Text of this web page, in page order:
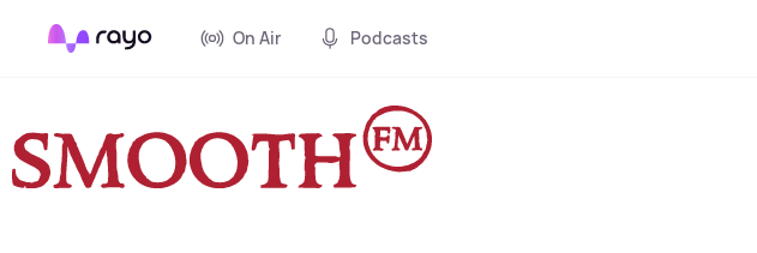
On Air Podcasts